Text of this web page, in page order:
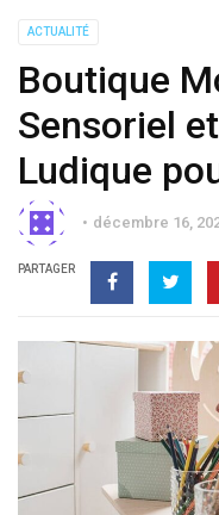
ACTUALITÉ
Boutique
Sensoriel
Ludique
décembre 16,
PARTAGER